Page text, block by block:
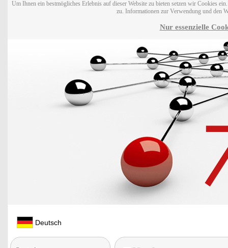
Um Ihnen ein bestmögliches Erlebnis auf dieser Website zu bieten setzen wir Cookies
zu. Informationen zur Verwendung und den
Nur essenzielle
Deutsch